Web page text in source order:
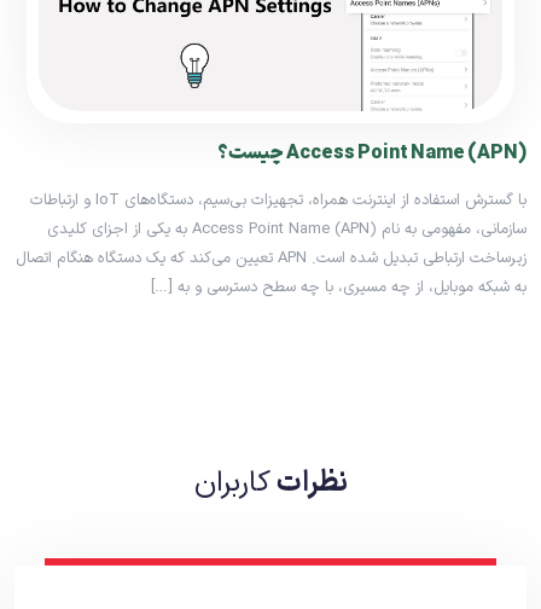
Access Point Name (APN) چیست؟
با گسترش استفاده از اینترنت همراه، تجهیزات بی‌سیم، دستگاه‌های IoT و ارتباطات
سازمانی، مفهومی به نام Access Point Name (APN) به یکی از اجزای کلیدی
زیرساخت ارتباطی تبدیل شده است. APN تعیین می‌کند که یک دستگاه هنگام اتصال
به شبکه موبایل، از چه مسیری، با چه سطح دسترسی و به […]
نظراتکاربران